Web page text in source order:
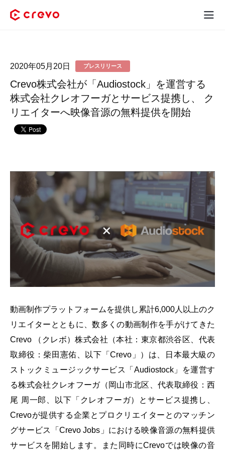
採用コンテンツ制作
サービス
お客様の声
お役立ち情報
会社概要
採用情報
- 動画に関するご相談はこちら -
お問合わせ・無料見積もり
資料ダウンロード
Crevo株式会社が「Audiostock」を運営する
株式会社クレオフーガとサービス提携し、 ク
リエイターへ映像音源の無料提供を開始
プレスリリース
2020年05月20日
動画制作プラットフォームを提供し累計6,000人以上のク
リエイターとともに、数多くの動画制作を手がけてきた
Crevo （クレボ）株式会社（本社：東京都渋谷区、代表
取締役：柴田憲佑、以下「Crevo」）は、日本最大級の
ストックミュージックサービス「Audiostock」を運営す
る株式会社クレオフーガ（岡山市北区、代表取締役：西
尾 周一郎、以下「クレオフーガ）とサービス提携し、
Crevoが提供する企業とプロクリエイターとのマッチン
グサービス「Crevo Jobs」における映像音源の無料提供
サービスを開始します。また同時にCrevoでは映像の音